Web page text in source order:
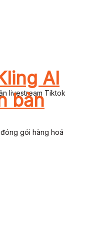
gói hàng hoá
livestream Tiktok
AI
bản